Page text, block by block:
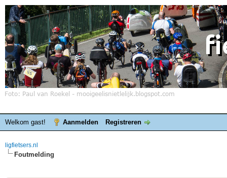
Welkom gast! Aanmelden Registreren
ligfietsers.nl
Foutmelding